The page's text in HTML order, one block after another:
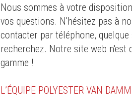
Nous sommes à votre
vos questions. N'hésitez pas à
contacter par téléphone,
recherchez. Notre site web n'est
gamme !
L’ÉQUIPE POLYESTER VAN